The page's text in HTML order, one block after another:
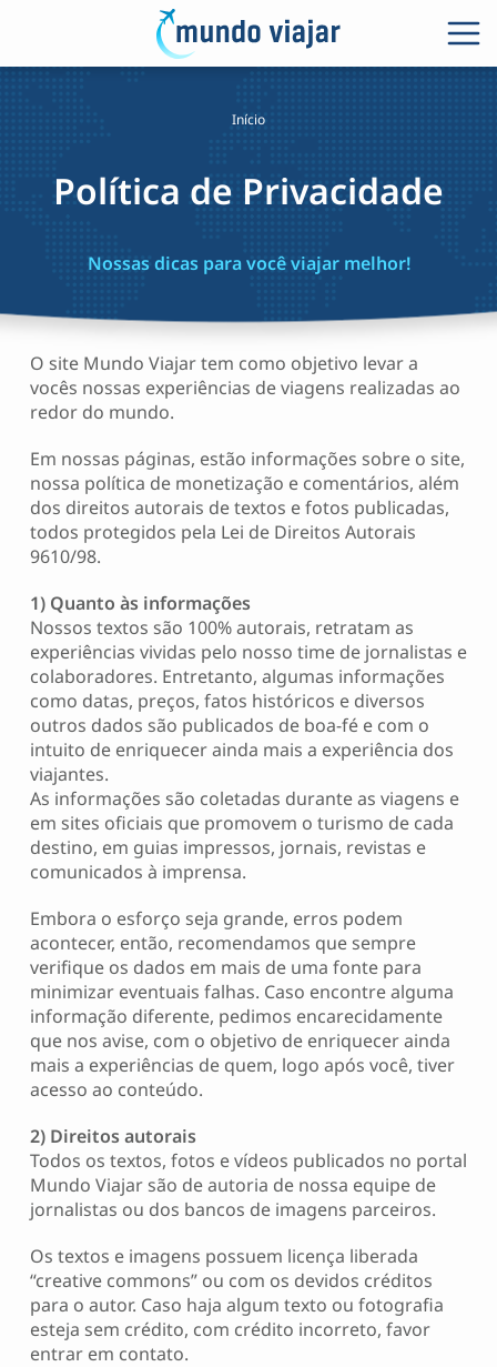
Início
Política de Privacidade
Nossas dicas para você viajar melhor!
O site Mundo Viajar tem como objetivo levar a
vocês nossas experiências de viagens realizadas ao
redor do mundo.
Em nossas páginas, estão informações sobre o site,
nossa política de monetização e comentários, além
dos direitos autorais de textos e fotos publicadas,
todos protegidos pela Lei de Direitos Autorais
9610/98.
1) Quanto às informações
Nossos textos são 100% autorais, retratam as
experiências vividas pelo nosso time de jornalistas e
colaboradores. Entretanto, algumas informações
como datas, preços, fatos históricos e diversos
outros dados são publicados de boa-fé e com o
intuito de enriquecer ainda mais a experiência dos
viajantes.
As informações são coletadas durante as viagens e
em sites oficiais que promovem o turismo de cada
destino, em guias impressos, jornais, revistas e
comunicados à imprensa.
Embora o esforço seja grande, erros podem
acontecer, então, recomendamos que sempre
verifique os dados em mais de uma fonte para
minimizar eventuais falhas. Caso encontre alguma
informação diferente, pedimos encarecidamente
que nos avise, com o objetivo de enriquecer ainda
mais a experiências de quem, logo após você, tiver
acesso ao conteúdo.
2) Direitos autorais
Todos os textos, fotos e vídeos publicados no portal
Mundo Viajar são de autoria de nossa equipe de
jornalistas ou dos bancos de imagens parceiros.
Os textos e imagens possuem licença liberada
“creative commons” ou com os devidos créditos
para o autor. Caso haja algum texto ou fotografia
esteja sem crédito, com crédito incorreto, favor
entrar em contato.